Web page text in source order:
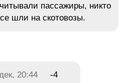
пассажиры, никто
шли на скотовозы.
20:44
-4